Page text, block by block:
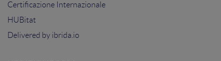
Certificazione Internazionale
HUBitat
Delivered by ibrida.io